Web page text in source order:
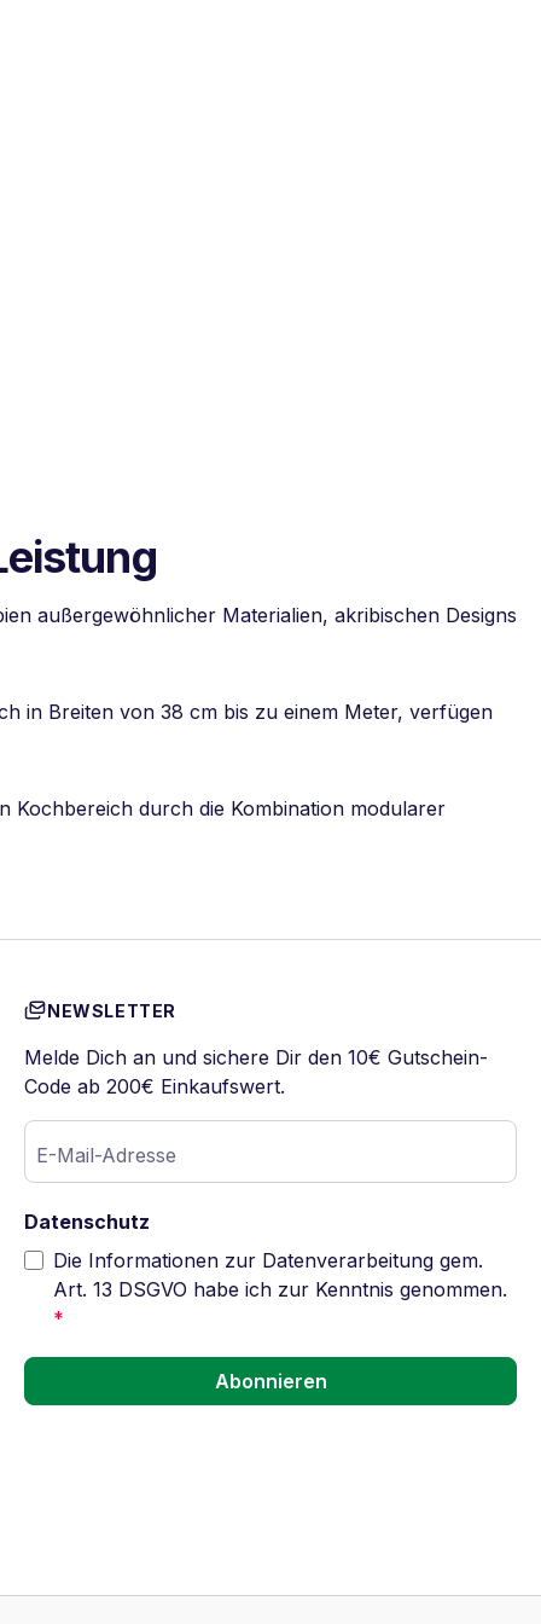
außergewöhnlicher Materialien, akribischen Designs
in Breiten von 38 cm bis zu einem Meter, verfügen
Kochbereich durch die Kombination modularer
NEWSLETTER
Melde Dich an und sichere Dir den 10€ Gutschein-
Code ab 200€ Einkaufswert.
E-Mail-Adresse
Datenschutz
Die Informationen zur Datenverarbeitung gem.
Art. 13 DSGVO habe ich zur Kenntnis genommen.
*
Abonnieren